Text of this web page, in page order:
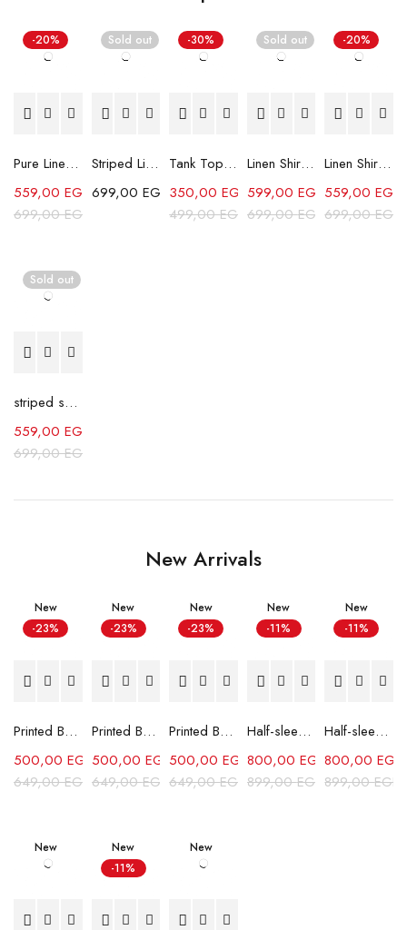
-20%
Pure Linen Trousers - Mint Green
699,00EGP
559,00 EGP
Sold out
Striped Linen Shirt - White/Blue
699,00 EGP
-30%
Tank Top - Lemon
499,00EGP
350,00EGP
Sold out
Linen Shirt - Beige
699,00EGP
599,00 EGP
-20%
Linen Shirt - Off White
699,00EGP
559,00EGP
Sold out
striped shirt - Black
699,00EGP
559,00 EGP
New Arrivals
New
-23%
Printed Box Fit Shirt-Sky Blue
649,00EGP
500,00 EGP
New
-23%
Printed Box Fit Shirt-Red
649,00EGP
500,00 EGP
New
-23%
Printed Box Fit Shirt-Green
649,00EGP
500,00EGP
New
-11%
Half-sleeves Shabika Shirt-White
899,00EGP
800,00 EGP
New
-11%
Half-sleeves Shabika Shirt-Grey
899,00EGP
800,00EGP
New
New
-11%
New